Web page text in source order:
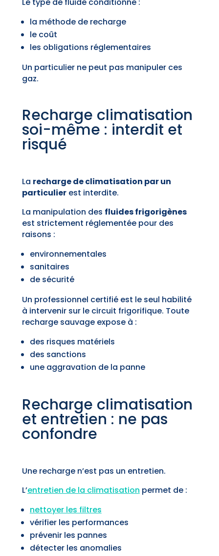
Le type de fluide conditionne :
la méthode de recharge
le coût
les obligations réglementaires
Un particulier ne peut pas manipuler ces
gaz.
Recharge climatisation
soi-même : interdit et
risqué
La recharge de climatisation par un
particulierest interdite.
La manipulation des fluides frigorigènes
est strictement réglementée pour des
raisons :
environnementales
sanitaires
de sécurité
Un professionnel certifié est le seul habilité
à intervenir sur le circuit frigorifique. Toute
recharge sauvage expose à :
des risques matériels
des sanctions
une aggravation de la panne
Recharge climatisation
et entretien : ne pas
confondre
Une recharge n’est pas un entretien.
L’entretien de la climatisation permet de :
nettoyer les filtres
vérifier les performances
prévenir les pannes
détecter les anomalies